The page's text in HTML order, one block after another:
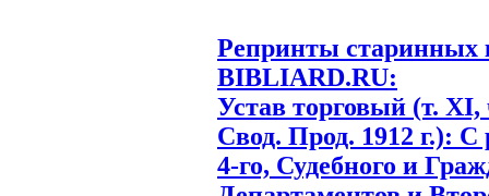
Репринты старинных
BIBLIARD.RU:
Устав торговый (т. XI,
Свод. Прод. 1912 г.):
4-го, Судебного и